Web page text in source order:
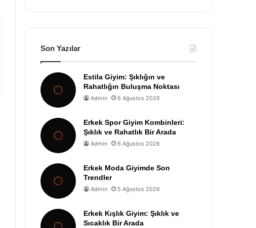
Son Yazılar
Estila Giyim: Şıklığın ve
Rahatlığın Buluşma Noktası
Admin 6 Ağustos 2026
Erkek Spor Giyim Kombinleri:
Şıklık ve Rahatlık Bir Arada
Admin 6 Ağustos 2026
Erkek Moda Giyimde Son
Trendler
Admin 5 Ağustos 2026
Erkek Kışlık Giyim: Şıklık ve
Sıcaklık Bir Arada